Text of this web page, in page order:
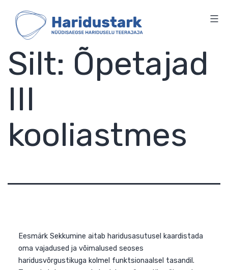
content
Silt: Õpetajad
III
kooliastmes
Eesmärk Sekkumine aitab haridusasutusel kaardistada